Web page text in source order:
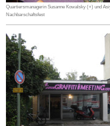
Quartiersmanagerin Susanne Kowalsky (+) und
Nachbarschaftsfest